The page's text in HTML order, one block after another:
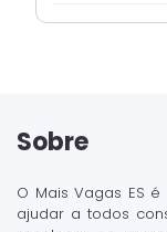
Sobre
O Mais Vagas ES
ajudar a todos